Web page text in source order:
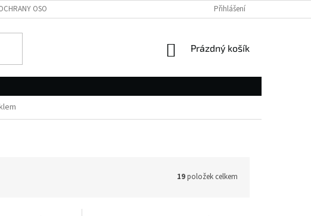
OSOBNÍCH ÚDAJŮ Přihlášení
NÁKUPNÍ
Prázdný košík
19položek celkem